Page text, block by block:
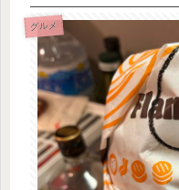
グルメ